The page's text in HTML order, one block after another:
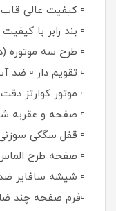
▫️ کیفیت عالی
▫️ بند رابر با
▫️ طرح سه موتوره
▫️ تقویم دار ▫️ ضد
▫️ موتور کوارتز دقت
▫️ صفحه و عقربه
▫️ قفل سگکی
▫️ صفحه طرح
▫️ شیشه سافایر
▫️فرم صفحه چند